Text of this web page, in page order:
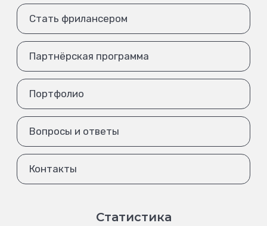
Стать фрилансером
Партнёрская программа
Портфолио
Вопросы и ответы
Контакты
Статистика